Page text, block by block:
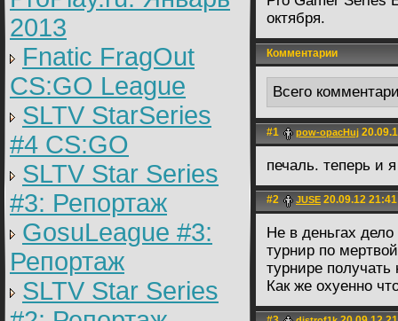
2013
Fnatic FragOut
CS:GO League
SLTV StarSeries
#4 CS:GO
SLTV Star Series
#3: Репортаж
GosuLeague #3:
Репортаж
SLTV Star Series
октября.
Комментарии
Всего
#1 pow-opacHuj
печаль. теперь и
#2 JUSE 20.09.12 21:41
Не в деньгах
турнир по
турнире
Как же охуенно